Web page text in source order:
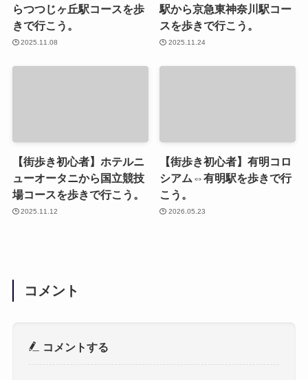
らつつじヶ丘駅コースを歩
きで行こう。
2025.11.08
駅から京急東神奈川駅コー
スを歩きで行こう。
2025.11.24
【街歩き初心者】ホテルニ
ューオータニから国立競技
場コースを歩きで行こう。
2025.11.12
【街歩き初心者】有明コロ
シアム⇔有明駅を歩きで行
こう。
2026.05.23
コメント
コメントする